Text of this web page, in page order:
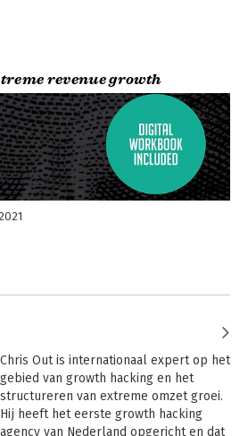
revenue growth
Chris Out is internationaal expert op het
gebied van growth hacking en het
structureren van extreme omzet groei.
Hij heeft het eerste growth hacking
agency van Nederland opgericht en dat